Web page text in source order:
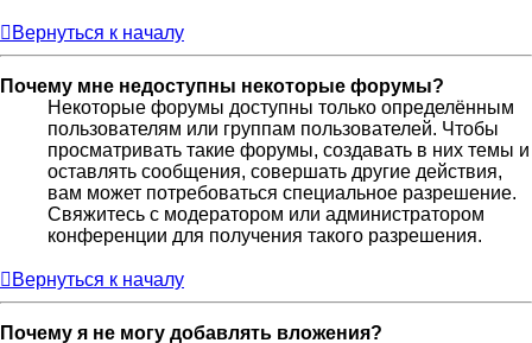
Вернуться к началу
Почему мне недоступны некоторые форумы?
Некоторые форумы доступны только определённым
пользователям или группам пользователей. Чтобы
просматривать такие форумы, создавать в них темы и
оставлять сообщения, совершать другие действия,
вам может потребоваться специальное разрешение.
Свяжитесь с модератором или администратором
конференции для получения такого разрешения.
Вернуться к началу
Почему я не могу добавлять вложения?